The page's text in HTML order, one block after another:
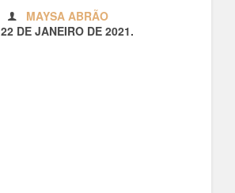
MAYSA ABRÃO
22 DE JANEIRO DE 2021.